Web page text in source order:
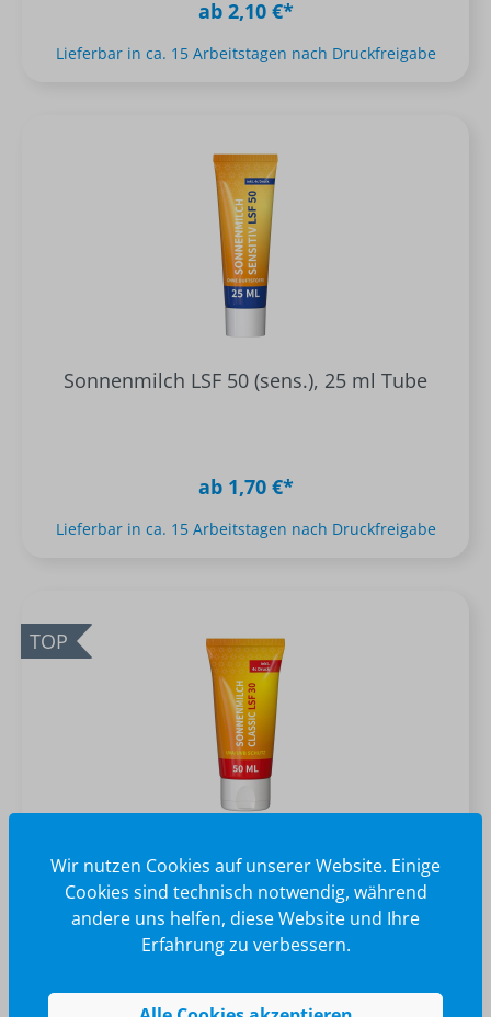
ab 2,10 €*
Lieferbar in ca. 15 Arbeitstagen nach Druckfreigabe
Sonnenmilch LSF 50 (sens.), 25 ml Tube
ab 1,70 €*
Lieferbar in ca. 15 Arbeitstagen nach Druckfreigabe
TOP
Sonnenmilch LSF 30, 50 ml Tube
ab 2,25 €*
Lieferbar in ca. 15 Arbeitstagen nach Druckfreigabe
Wir nutzen Cookies auf unserer Website. Einige
Cookies sind technisch notwendig, während
andere uns helfen, diese Website und Ihre
Erfahrung zu verbessern.